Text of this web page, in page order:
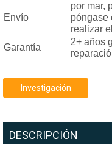
Envío
por mar,
póngase
realizar
Garantía
2+ años
Investigación
DESCRIPCIÓN